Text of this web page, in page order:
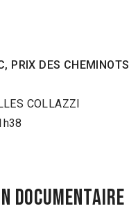
PRIX DES CHEMINOTS
COLLAZZI
DOCUMENTAIRE